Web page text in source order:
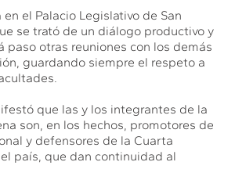
el Palacio Legislativo de San
se trató de un diálogo productivo y
paso otras reuniones con los demás
guardando siempre el respeto a
que las y los integrantes de la
son, en los hechos, promotores de
y defensores de la Cuarta
país, que dan continuidad al